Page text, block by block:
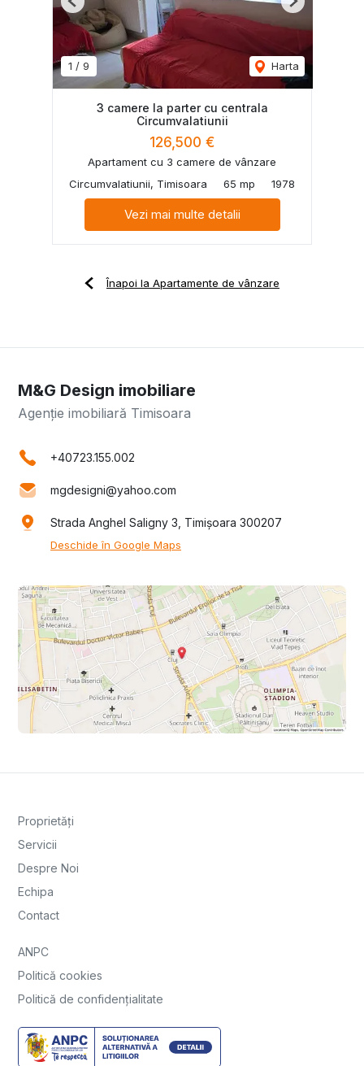
1 / 9 Harta
Previous Next
3 camere la parter cu centrala
Circumvalatiunii
126,500 €
Apartament cu 3 camere de vânzare
Circumvalatiunii, Timisoara
65 mp 1978
Vezi mai multe detalii
Înapoi la Apartamente de vânzare
M&G Design imobiliare
Agenție imobiliară Timisoara
+40723.155.002
mgdesigni@yahoo.com
Strada Anghel Saligny 3, Timișoara 300207
Deschide în Google Maps
Proprietăți
Servicii
Despre Noi
Echipa
Contact
ANPC
Politică cookies
Politică de confidențialitate